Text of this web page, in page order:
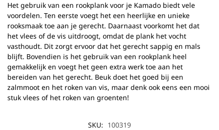
Het gebruik van een rookplank voor je Kamado biedt vele
voordelen. Ten eerste voegt het een heerlijke en unieke
rooksmaak toe aan je gerecht. Daarnaast voorkomt het dat
het vlees of de vis uitdroogt, omdat de plank het vocht
vasthoudt. Dit zorgt ervoor dat het gerecht sappig en mals
blijft. Bovendien is het gebruik van een rookplank heel
gemakkelijk en voegt het geen extra werk toe aan het
bereiden van het gerecht. Beuk doet het goed bij een
zalmmoot en het roken van vis, maar denk ook eens een mooi
stuk vlees of het roken van groenten!
SKU: 100319